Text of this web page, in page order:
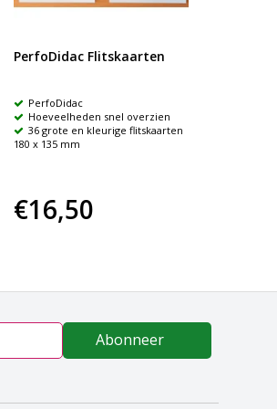
PerfoDidac Flitskaarten
PerfoDidac
Hoeveelheden snel overzien
36 grote en kleurige flitskaarten
180 x 135 mm
€16,50
Abonneer